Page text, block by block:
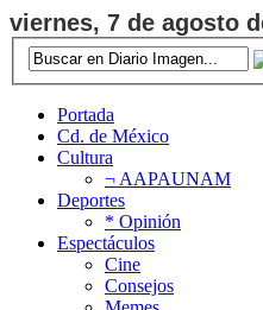
viernes, 7 de agosto
Portada
Cd. de México
Cultura
¬ AAPAUNAM
Deportes
* Opinión
Espectáculos
Cine
Consejos